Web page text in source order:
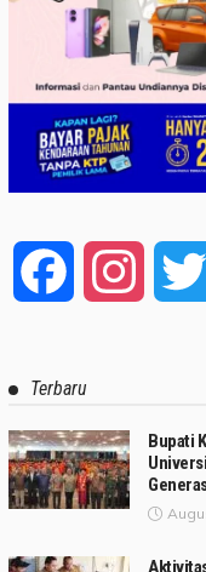
Facebook
Terbaru
Bupati